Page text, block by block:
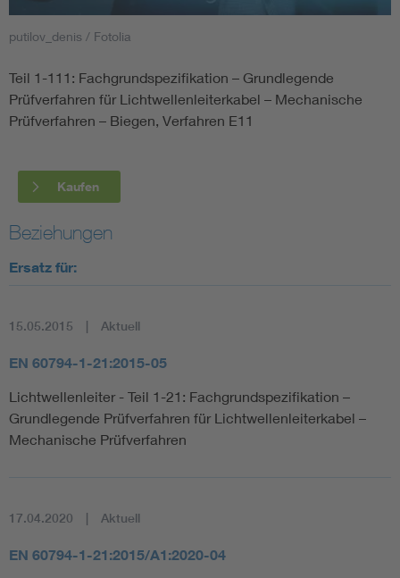
Smart Cities
DKE Fachinformationen im Kontext der Normung
Blitzschutz: DIN EN 62305 in der Übersicht
Circular Economy für mehr Ressourceneffizienz
Cybersecurity in der Industrieautomatisierung
Elektrofachkraft (EFK)
putilov_denis / Fotolia
Teil 1-111: Fachgrundspezifikation – Grundlegende
Prüfverfahren für Lichtwellenleiterkabel – Mechanische
Prüfverfahren – Biegen, Verfahren E11
Kaufen
Beziehungen
Ersatz für:
15.05.2015 Aktuell
EN 60794-1-21:2015-05
Lichtwellenleiter - Teil 1-21: Fachgrundspezifikation –
Grundlegende Prüfverfahren für Lichtwellenleiterkabel –
Mechanische Prüfverfahren
17.04.2020 Aktuell
EN 60794-1-21:2015/A1:2020-04